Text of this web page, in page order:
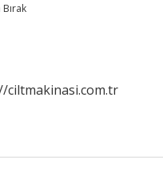
ciltmakinasi.com.tr